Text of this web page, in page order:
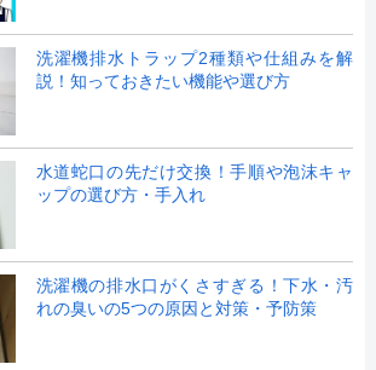
洗濯機排水トラップ2種類や仕組みを解
説！知っておきたい機能や選び方
水道蛇口の先だけ交換！手順や泡沫キャ
ップの選び方・手入れ
洗濯機の排水口がくさすぎる！下水・汚
れの臭いの5つの原因と対策・予防策